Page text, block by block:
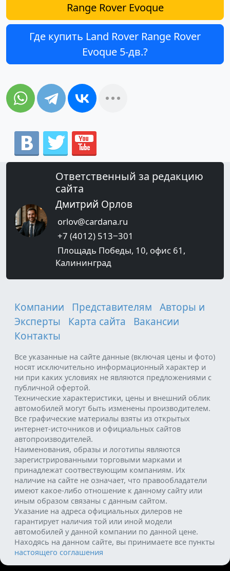
Range Rover Evoque
Где купить Land Rover Range Rover
Evoque 5-дв.?
Ответственный за редакцию
сайта
Дмитрий Орлов
orlov@cardana.ru
+7 (4012) 513‒301
Площадь Победы, 10, офис 61,
Калининград
Компании Представителям
Авторы и
Эксперты
Карта сайта
Вакансии
Контакты
Все указанные на сайте данные (включая цены и фото)
носят исключительно информационный характер и
ни при каких условиях не являются предложениями с
публичной офертой.
Технические характеристики, цены и внешний облик
автомобилей могут быть изменены производителем.
Все графические материалы взяты из открытых
интернет-источников и официальных сайтов
автопроизводителей.
Наименования, образы и логотипы являются
зарегистрированными торговыми марками и
принадлежат соотвествующим компаниям. Их
наличие на сайте не означает, что правообладатели
имеют какое-либо отношение к данному сайту или
иным образом связаны с данным сайтом.
Указание на адреса официальных дилеров не
гарантирует наличия той или иной модели
автомобилей у данной компании по данной цене.
Находясь на данном сайте, вы принимаете все пункты
настоящего соглашения